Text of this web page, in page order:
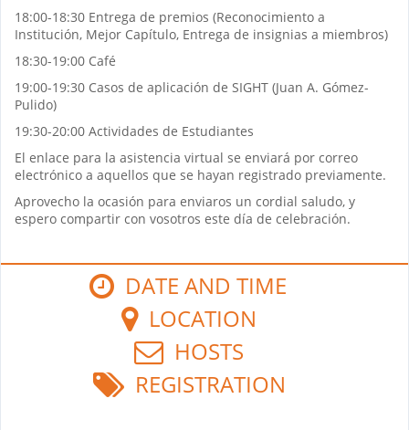
18:00-18:30 Entrega de premios (Reconocimiento a
Institución, Mejor Capítulo, Entrega de insignias a miembros)
18:30-19:00 Café
19:00-19:30 Casos de aplicación de SIGHT (Juan A. Gómez-
Pulido)
19:30-20:00 Actividades de Estudiantes
El enlace para la asistencia virtual se enviará por correo
electrónico a aquellos que se hayan registrado previamente.
Aprovecho la ocasión para enviaros un cordial saludo, y
espero compartir con vosotros este día de celebración.
DATE AND TIME
LOCATION
HOSTS
REGISTRATION